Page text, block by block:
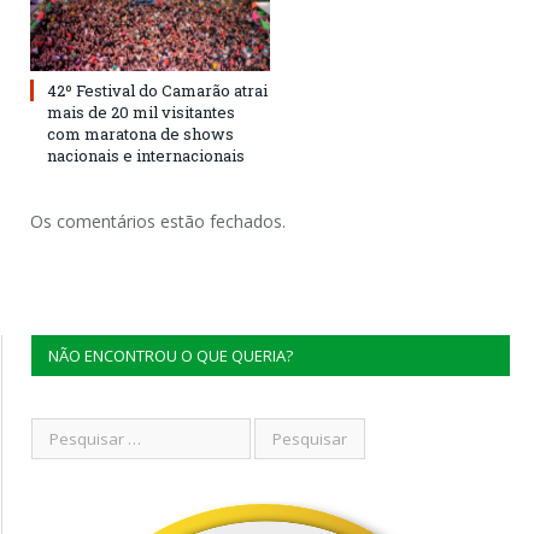
42º Festival do Camarão atrai
mais de 20 mil visitantes
com maratona de shows
nacionais e internacionais
Os comentários estão fechados.
NÃO ENCONTROU O QUE QUERIA?